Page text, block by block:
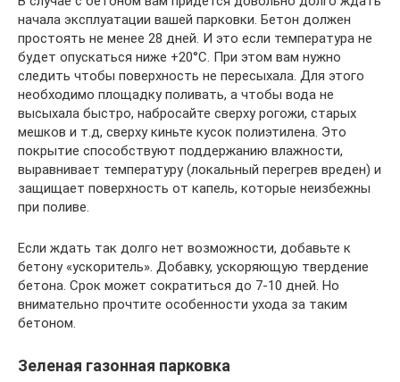
начала эксплуатации вашей парковки. Бетон должен
простоять не менее 28 дней. И это если температура не
будет опускаться ниже +20°C. При этом вам нужно
следить чтобы поверхность не пересыхала. Для этого
необходимо площадку поливать, а чтобы вода не
высыхала быстро, набросайте сверху рогожи, старых
мешков и т.д, сверху киньте кусок полиэтилена. Это
покрытие способствуют поддержанию влажности,
выравнивает температуру (локальный перегрев вреден) и
защищает поверхность от капель, которые неизбежны
при поливе.
Если ждать так долго нет возможности, добавьте к
бетону «ускоритель». Добавку, ускоряющую твердение
бетона. Срок может сократиться до 7-10 дней. Но
внимательно прочтите особенности ухода за таким
бетоном.
Зеленая газонная парковка